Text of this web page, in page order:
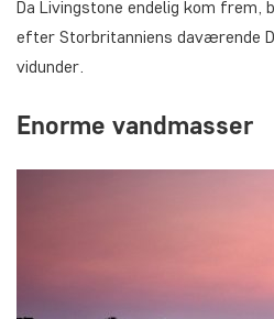
Da Livingstone endelig kom
efter Storbritanniens daværende
vidunder.
Enorme vandmasser